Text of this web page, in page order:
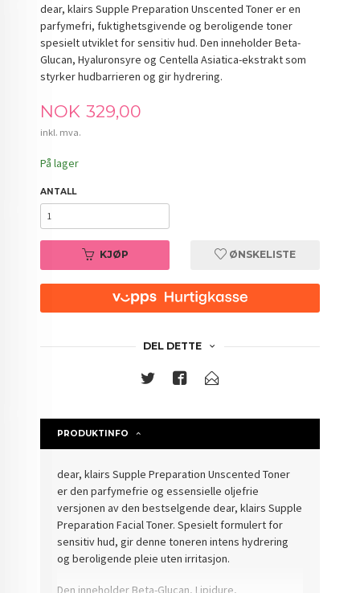
dear, klairs Supple Preparation Unscented Toner er en
parfymefri, fuktighetsgivende og beroligende toner
spesielt utviklet for sensitiv hud. Den inneholder Beta-
Glucan, Hyaluronsyre og Centella Asiatica-ekstrakt som
styrker hudbarrieren og gir hydrering.
Pris
NOK 329,00
inkl. mva.
På lager
ANTALL
KJØP ØNSKELISTE
DEL DETTE
PRODUKTINFO
dear, klairs Supple Preparation Unscented Toner
er den parfymefrie og essensielle oljefrie
versjonen av den bestselgende dear, klairs Supple
Preparation Facial Toner. Spesielt formulert for
sensitiv hud, gir denne toneren intens hydrering
og beroligende pleie uten irritasjon.
Den inneholder Beta-Glucan, Lipidure,